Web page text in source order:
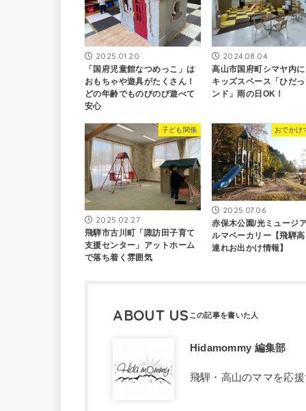
2025.01.20
「国府児童館なつめっこ」は
おもちゃや遊具がたくさん！
どの年齢でものびのび遊べて
安心
2024.08.04
高山市国府町シマヤ内
キッズスペース「ひだ
ンド」雨の日OK！
子ども関係
2025.02.27
飛騨市古川町「諏訪田子育て
支援センター」アットホーム
で落ち着く雰囲気
おでかけ
2025.07.06
赤保木公園/光ミュージ
ルマベーカリー【飛騨
連れお出かけ情報】
ABOUT US
Hidamommy 編集部
飛騨・高山のママを応